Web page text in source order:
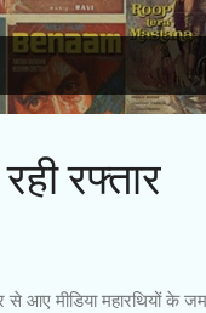
रफ्तार
से आए मीडिया महारथियों के